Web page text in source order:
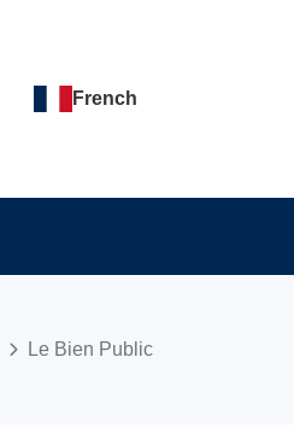
French
Le Bien Public